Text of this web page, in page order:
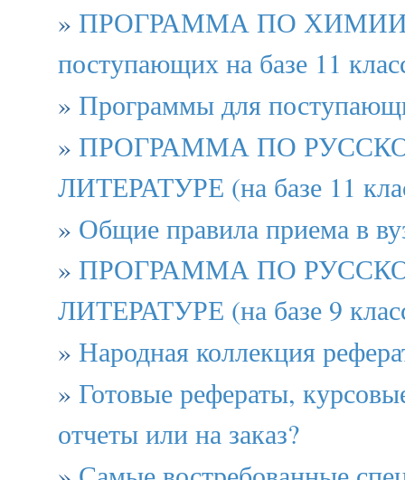
» ПРОГРАММА ПО ХИМИИ
поступающих на базе 11
» Программы для
» ПРОГРАММА ПО
ЛИТЕРАТУРЕ (на базе 11
» Общие правила приема в
» ПРОГРАММА ПО
ЛИТЕРАТУРЕ (на базе 9
» Народная коллекция
» Готовые рефераты,
отчеты или на заказ?